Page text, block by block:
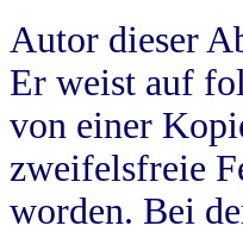
Autor dieser
Er weist auf
von einer
zweifelsfreie
worden. Bei